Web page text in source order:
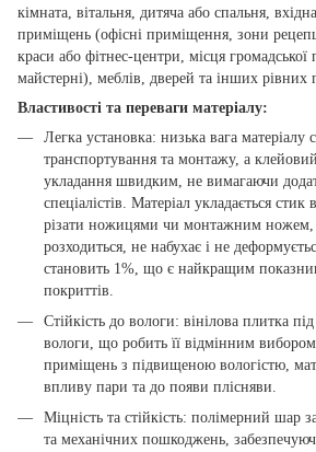
кімната, вітальня, дитяча або спальня,
приміщень (офісні приміщення, зони
краси або фітнес-центри, місця громадської
майстерні), меблів, дверей та інших рівних
Властивості та переваги матеріалу:
Легка установка: низька вага матеріалу
транспортування та монтажу, а
укладання швидким, не вимагаючи
спеціалістів. Матеріал укладається
різати ножицями чи монтажним
розходиться, не набухає і не
становить 1%, що є найкращим
покриттів.
Стійкість до вологи: вінілова плитка
вологи, що робить її відмінним
приміщень з підвищеною вологістю,
впливу пари та до появи плісняви.
Міцність та стійкість: полімерний шар
та механічних пошкоджень,